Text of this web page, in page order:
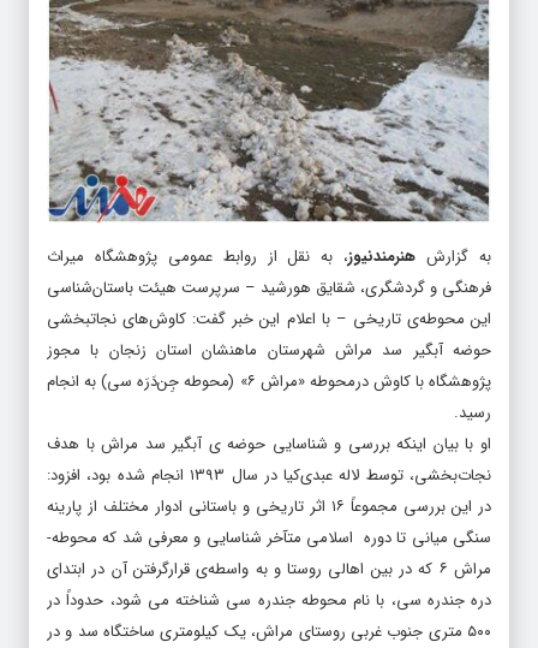
به گزارش هنرمندنیوز، به نقل از روابط عمومی پژوهشگاه میراث
فرهنگی و گردشگری، شقایق هورشید – سرپرست هیئت باستان‌شناسی
این محوطه‌ی تاریخی – با اعلام این خبر گفت: کاوش‌های نجات­بخشی
حوضه­ آبگیر سد مراش شهرستان ماهنشان استان زنجان با مجوز
پژوهشگاه با کاوش درمحوطه­ «مراش ۶» (محوطه­ جِن­‌دَرَه ­سی) به انجام
رسید.
او با بیان اینکه بررسی و شناسایی حوضه­ ی آبگیر سد مراش با هدف
نجات‌­بخشی، توسط لاله عبدی­‌کیا در سال ۱۳۹۳ انجام شده بود، افزود:
در این بررسی مجموعاً ۱۶ اثر تاریخی و باستانی ادوار مختلف از پارینه
سنگی میانی تا دوره­ اسلامی متآخر شناسایی و معرفی شد که محوطه­
مراش ۶ که در بین اهالی روستا و به واسطه­‌ی قرارگرفتن آن در ابتدای
دره­­ جن­دره­ سی، با نام محوطه جن­دره­ سی شناخته می­ شود، حدوداً در
۵۰۰ متری جنوب ­غربی روستای مراش، یک کیلومتری ساختگاه سد و در